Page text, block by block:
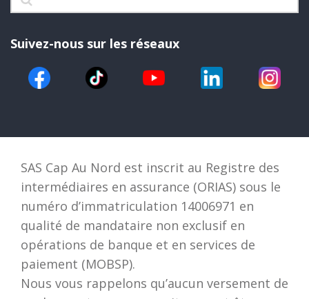
Suivez-nous sur les réseaux
SAS Cap Au Nord est inscrit au Registre des
intermédiaires en assurance (ORIAS) sous le
numéro d’immatriculation 14006971 en
qualité de mandataire non exclusif en
opérations de banque et en services de
paiement (MOBSP).
Nous vous rappelons qu’aucun versement de